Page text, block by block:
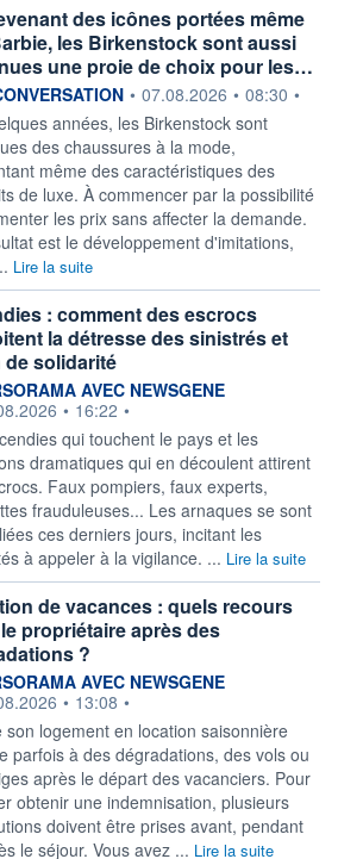
des icônes portées même
les Birkenstock sont aussi
une proie de choix pour les…
fournie par • 07.08.2026 • 08:30 •
années, les Birkenstock sont
des chaussures à la mode,
même des caractéristiques des
de luxe. À commencer par la possibilité
les prix sans affecter la demande.
est le développement d'imitations,
Lire la suite
: comment des escrocs
la détresse des sinistrés et
de solidarité
fournie par
AVEC NEWSGENE
• 16:22 •
qui touchent le pays et les
dramatiques qui en découlent attirent
Faux pompiers, faux experts,
frauduleuses... Les arnaques se sont
ces derniers jours, incitant les
à appeler à la vigilance. ... Lire la suite
de vacances : quels recours
propriétaire après des
?
fournie par
AVEC NEWSGENE
• 13:08 •
son logement en location saisonnière
parfois à des dégradations, des vols ou
après le départ des vacanciers. Pour
obtenir une indemnisation, plusieurs
doivent être prises avant, pendant
le séjour. Vous avez ... Lire la suite